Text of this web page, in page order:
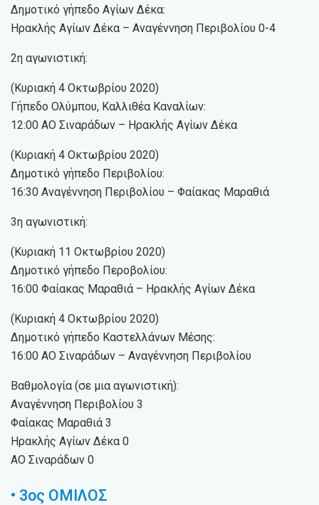
Δημοτικό γήπεδο Αγίων Δέκα:
Ηρακλής Αγίων Δέκα – Αναγέννηση Περιβολίου 0-4
2η αγωνιστική:
(Κυριακή 4 Οκτωβρίου 2020)
Γήπεδο Ολύμπου, Καλλιθέα Καναλίων:
12:00 ΑΟ Σιναράδων – Ηρακλής Αγίων Δέκα
(Κυριακή 4 Οκτωβρίου 2020)
Δημοτικό γήπεδο Περιβολίου:
16:30 Αναγέννηση Περιβολίου – Φαίακας Μαραθιά
3η αγωνιστική:
(Κυριακή 11 Οκτωβρίου 2020)
Δημοτικό γήπεδο Περοβολίου:
16:00 Φαίακας Μαραθιά – Ηρακλής Αγίων Δέκα
(Κυριακή 4 Οκτωβρίου 2020)
Δημοτικό γήπεδο Καστελλάνων Μέσης:
16:00 ΑΟ Σιναράδων – Αναγέννηση Περιβολίου
Βαθμολογία (σε μια αγωνιστική):
Αναγέννηση Περιβολίου 3
Φαίακας Μαραθιά 3
Ηρακλής Αγίων Δέκα 0
ΑΟ Σιναράδων 0
• 3ος ΟΜΙΛΟΣ